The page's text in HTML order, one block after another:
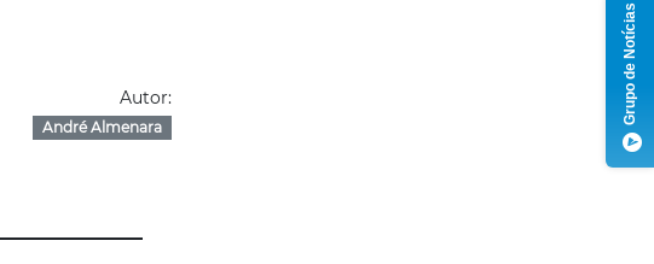
Autor:
André Almenara
Grupo de Notícias